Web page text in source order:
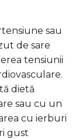
sau
de sare
tensiunii
dietă
sau cu un
cu ierburi
gust